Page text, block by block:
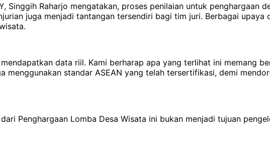
Singgih Raharjo mengatakan, proses penilaian untuk
juga menjadi tantangan tersendiri bagi tim juri. Berbagai
data riil. Kami berharap apa yang terlihat ini memang
menggunakan standar ASEAN yang telah tersertifikasi, demi
Penghargaan Lomba Desa Wisata ini bukan menjadi tujuan